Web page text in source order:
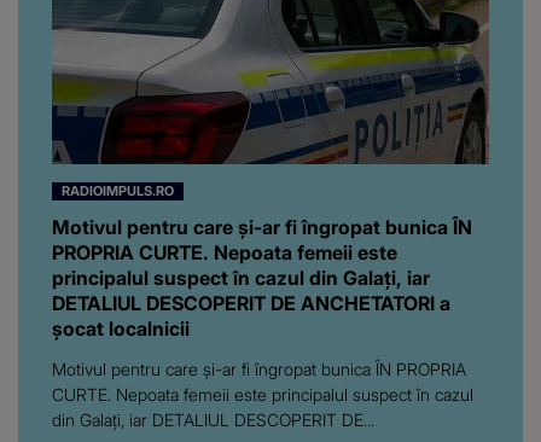
RADIOIMPULS.RO
Motivul pentru care și-ar fi îngropat bunica ÎN
PROPRIA CURTE. Nepoata femeii este
principalul suspect în cazul din Galați, iar
DETALIUL DESCOPERIT DE ANCHETATORI a
șocat localnicii
Motivul pentru care și-ar fi îngropat bunica ÎN PROPRIA
CURTE. Nepoata femeii este principalul suspect în cazul
din Galați, iar DETALIUL DESCOPERIT DE...